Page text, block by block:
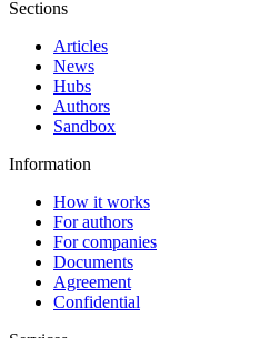
Sections
Articles
News
Hubs
Authors
Sandbox
Information
How it works
For authors
For companies
Documents
Agreement
Confidential